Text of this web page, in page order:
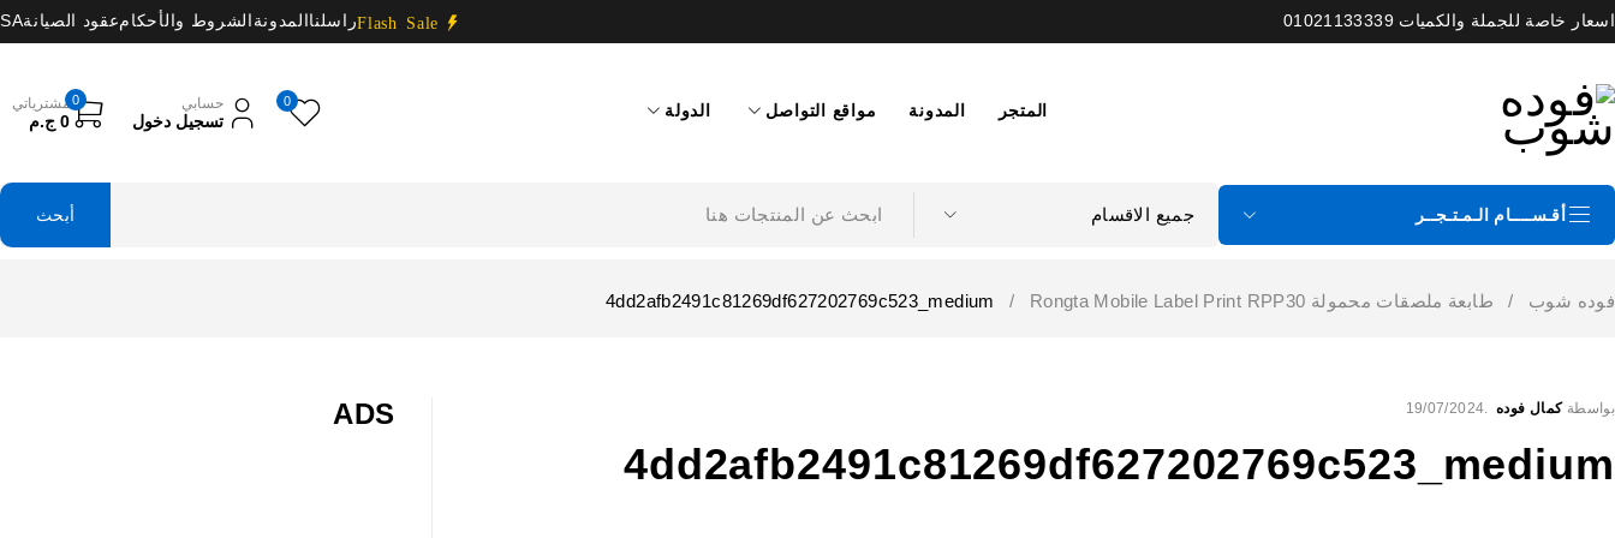
اسعار خاصة للجملة والكميات 01021133339 Flash Saleراسلنا المدونة الشروط والأحكامعقود الصيانةSA
المتجر المدونة مواقع التواصل الدولة 0 حسابي
تسجيل دخول
0مشترياتي
0 ج.م
أقـســــام الـمـتـجــر
فوده شوب / طابعة ملصقات محمولة Rongta Mobile Label Print RPP30 /
4dd2afb2491c81269df627202769c523_medium
بواسطة كمال فوده 19/07/2024
4dd2afb2491c81269df627202769c523_medium
ADS